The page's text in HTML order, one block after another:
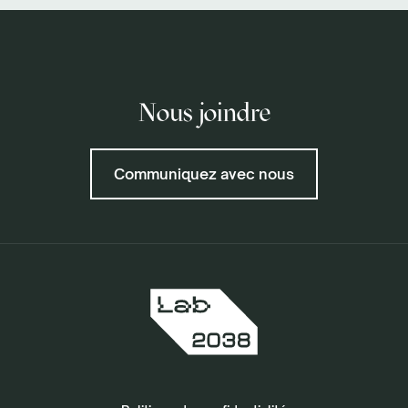
Nous joindre
Communiquez avec nous